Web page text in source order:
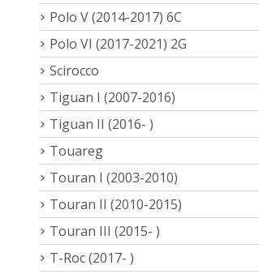
Polo V (2014-2017) 6C
Polo VI (2017-2021) 2G
Scirocco
Tiguan I (2007-2016)
Tiguan II (2016- )
Touareg
Touran I (2003-2010)
Touran II (2010-2015)
Touran III (2015- )
T-Roc (2017- )